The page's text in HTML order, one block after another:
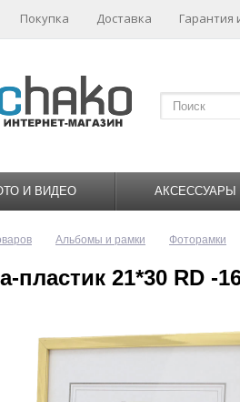
Покупка Доставка Гарантия
И ВИДЕО АКСЕССУАРЫ
Альбомы и рамки Фоторамки
пластик 21*30 RD -